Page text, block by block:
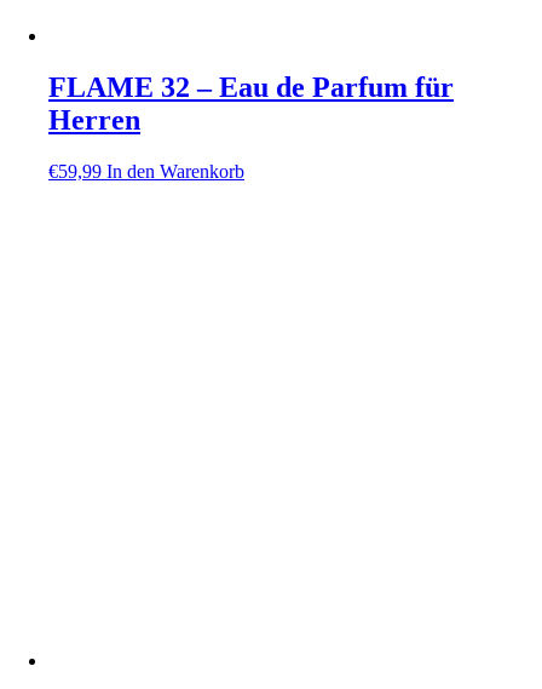
FLAME 32 – Eau de Parfum für
Herren
€59,99 In den Warenkorb